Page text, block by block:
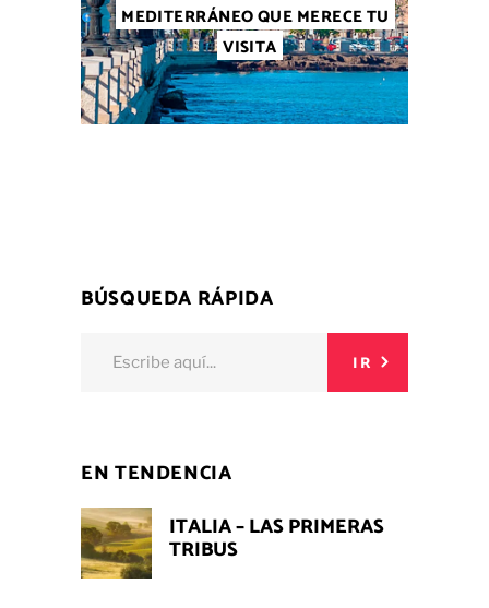
MEDITERRÁNEO QUE MERECE TU
VISITA
BÚSQUEDA RÁPIDA
IR
EN TENDENCIA
ITALIA – LAS PRIMERAS
TRIBUS